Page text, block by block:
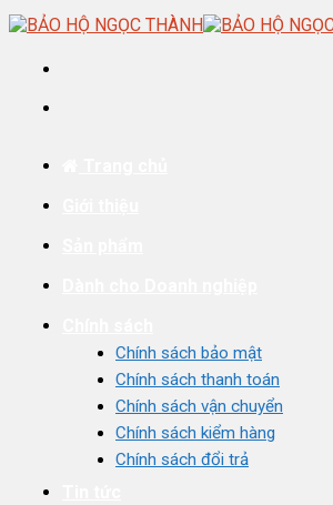
Skip
to
Chính sách bảo mật
Chính sách thanh toán
Chính sách vận chuyển
Chính sách kiểm hàng
Chính sách đổi trả